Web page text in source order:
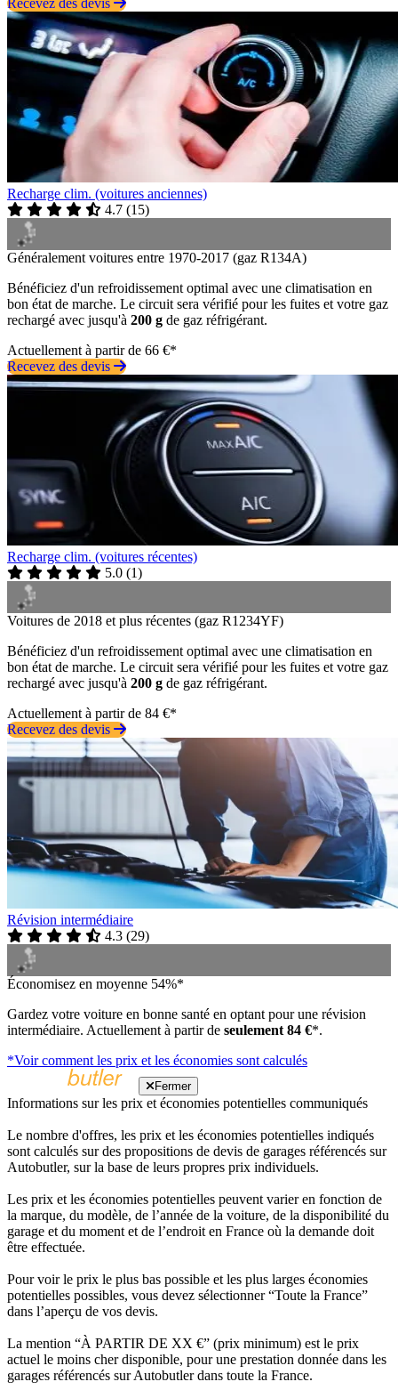
Recharge clim. (voitures anciennes)
4.7 (15)
Généralement voitures entre 1970-2017 (gaz R134A)
Bénéficiez d'un refroidissement optimal avec une climatisation en
bon état de marche. Le circuit sera vérifié pour les fuites et votre gaz
rechargé avec jusqu'à 200 g de gaz réfrigérant.
Actuellement à partir de 66 €*
Recevez des devis
Recharge clim. (voitures récentes)
5.0 (1)
Voitures de 2018 et plus récentes (gaz R1234YF)
Bénéficiez d'un refroidissement optimal avec une climatisation en
bon état de marche. Le circuit sera vérifié pour les fuites et votre gaz
rechargé avec jusqu'à 200 g de gaz réfrigérant.
Actuellement à partir de 84 €*
Recevez des devis
Révision intermédiaire
4.3 (29)
Économisez en moyenne 54%*
Gardez votre voiture en bonne santé en optant pour une révision
intermédiaire. Actuellement à partir de seulement 84 €*.
*Voir comment les prix et les économies sont calculés
Fermer
Informations sur les prix et économies potentielles communiqués
Le nombre d'offres, les prix et les économies potentielles indiqués
sont calculés sur des propositions de devis de garages référencés sur
Autobutler, sur la base de leurs propres prix individuels.
Les prix et les économies potentielles peuvent varier en fonction de
la marque, du modèle, de l’année de la voiture, de la disponibilité du
garage et du moment et de l’endroit en France où la demande doit
être effectuée.
Pour voir le prix le plus bas possible et les plus larges économies
potentielles possibles, vous devez sélectionner “Toute la France”
dans l’aperçu de vos devis.
La mention “À PARTIR DE XX €” (prix minimum) est le prix
actuel le moins cher disponible, pour une prestation donnée dans les
garages référencés sur Autobutler dans toute la France.